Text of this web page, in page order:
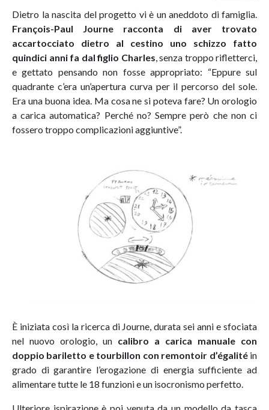
Dietro la nascita del progetto vi è un aneddoto di famiglia.
François-Paul Journe racconta di aver trovato
accartocciato dietro al cestino uno schizzo fatto
quindici anni fa dal figlio Charles, senza troppo rifletterci,
e gettato pensando non fosse appropriato: “Eppure sul
quadrante c’era un’apertura curva per il percorso del sole.
Era una buona idea. Ma cosa ne si poteva fare? Un orologio
a carica automatica? Perché no? Sempre però che non ci
fossero troppo complicazioni aggiuntive”.
È iniziata così la ricerca di Journe, durata sei anni e sfociata
nel nuovo orologio, un calibro a carica manuale con
doppio bariletto e tourbillon con remontoir d’égalitéin
grado di garantire l’erogazione di energia sufficiente ad
alimentare tutte le 18 funzioni e un isocronismo perfetto.